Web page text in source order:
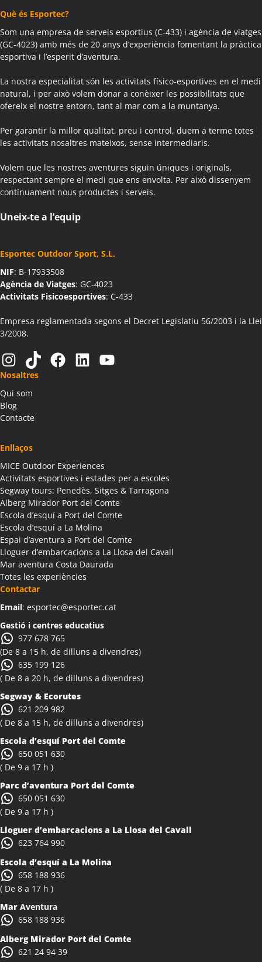
Què és Esportec?
Som una empresa de serveis esportius (C-433) i agència de viatges
(GC-4023) amb més de 20 anys d’experiència fomentant la pràctica
esportiva i l’esperit d’aventura.
La nostra especialitat són les activitats físico-esportives en el medi
natural, i per això volem donar a conèixer les possibilitats que
ofereix el nostre entorn, tant al mar com a la muntanya.
Per garantir la millor qualitat, preu i control, duem a terme totes
les activitats nosaltres mateixos, sense intermediaris.
Volem que les nostres aventures siguin úniques i originals,
respectant sempre el medi que ens envolta. Per això dissenyem
contínuament nous productes i serveis.
Uneix-te a l’equip
Esportec Outdoor Sport, S.L.
NIF: B-17933508
Agència de Viatges: GC-4023
Activitats Fisicoesportives: C-433
Empresa reglamentada segons el Decret Legislatiu 56/2003 i la Llei
3/2008.
Instagram TikTok Facebook LinkedIn YouTube
Nosaltres
Qui som
Blog
Contacte
Enllaços
MICE Outdoor Experiences
Activitats esportives i estades per a escoles
Segway tours: Penedès, Sitges & Tarragona
Alberg Mirador Port del Comte
Escola d’esquí a Port del Comte
Escola d’esquí a La Molina
Espai d’aventura a Port del Comte
Lloguer d’embarcacions a La Llosa del Cavall
Mar aventura Costa Daurada
Totes les experiències
Contactar
Email: esportec@esportec.cat
Gestió i centres educatius
977 678 765
(De 8 a 15 h, de dilluns a divendres)
635 199 126
( De 8 a 20 h, de dilluns a divendres)
Segway & Ecorutes
621 209 982
( De 8 a 15 h, de dilluns a divendres)
Escola d’esquí Port del Comte
650 051 630
( De 9 a 17 h )
Parc d’aventura Port del Comte
650 051 630
( De 9 a 17 h )
Lloguer d’embarcacions a La Llosa del Cavall
623 764 990
Escola d’esquí a La Molina
658 188 936
( De 8 a 17 h )
Mar Aventura
658 188 936
Alberg Mirador Port del Comte
621 24 94 39